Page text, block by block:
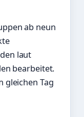
ab neun
laut
bearbeitet.
gleichen Tag